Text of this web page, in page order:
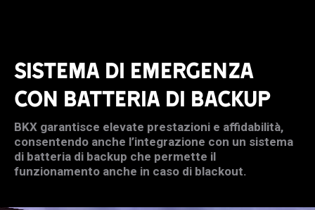
SISTEMA DI EMERGENZA
CON BATTERIA DI BACKUP
BKX garantisce elevate prestazioni e affidabilità,
consentendo anche l’integrazione con un sistema
di batteria di backup che permette il
funzionamento anche in caso di blackout.